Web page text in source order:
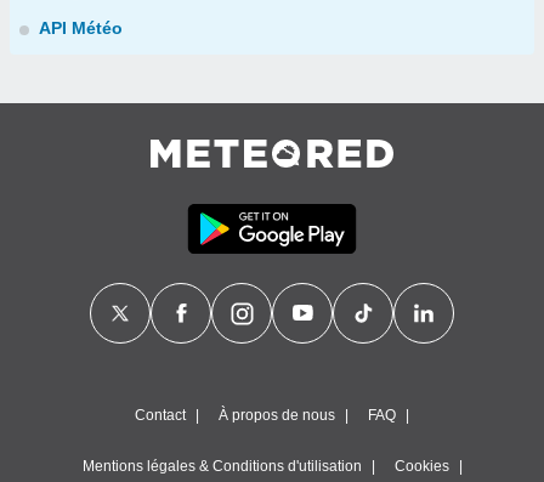
API Météo
Contact À propos de nous FAQ
Mentions légales & Conditions d'utilisation Cookies